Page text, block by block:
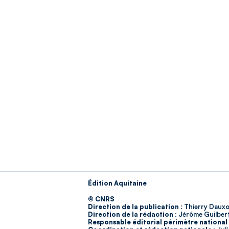
Édition Aquitaine
© CNRS
Direction de la publication : Thierry
Direction de la rédaction : Jérôme
Responsable éditorial périmètre national